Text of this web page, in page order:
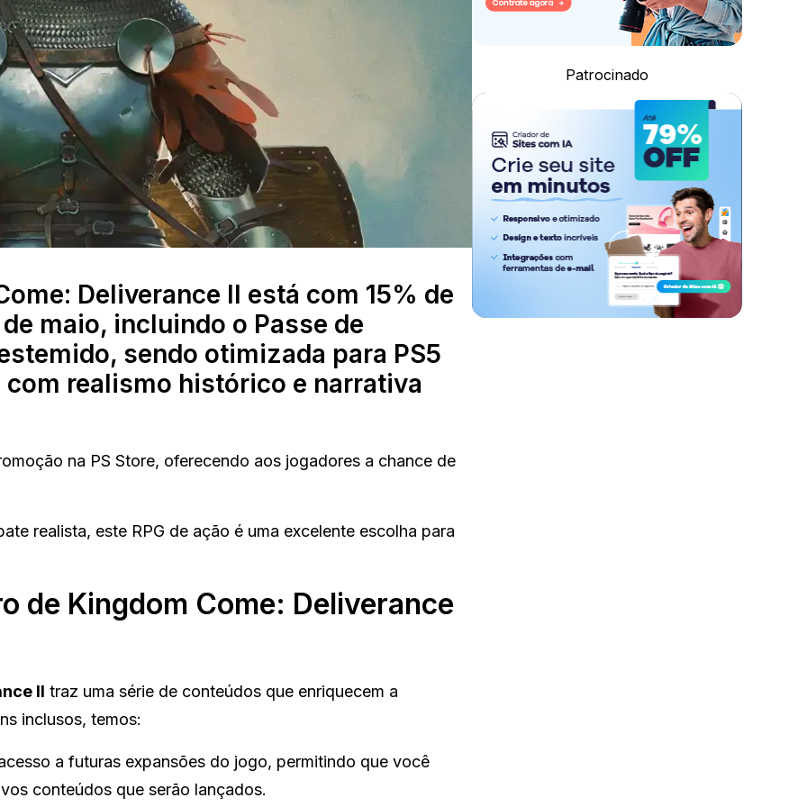
Deliverance II está com 15% de
maio, incluindo o Passe de
sendo otimizada para PS5
com realismo histórico e narrativa
na PS Store, oferecendo aos jogadores a chance de
realista, este RPG de ação é uma excelente escolha para
de Kingdom Come: Deliverance
II traz uma série de conteúdos que enriquecem a
inclusos, temos:
a futuras expansões do jogo, permitindo que você
conteúdos que serão lançados.
Patrocinado